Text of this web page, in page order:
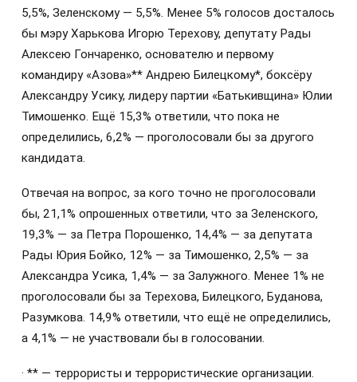
5,5%, Зеленскому — 5,5%. Менее 5% голосов досталось
бы мэру Харькова Игорю Терехову, депутату Рады
Алексею Гончаренко, основателю и первому
командиру «Азова»** Андрею Билецкому*, боксёру
Александру Усику, лидеру партии «Батькивщина» Юлии
Тимошенко. Ещё 15,3% ответили, что пока не
определились, 6,2% — проголосовали бы за другого
кандидата.
Отвечая на вопрос, за кого точно не проголосовали
бы, 21,1% опрошенных ответили, что за Зеленского,
19,3% — за Петра Порошенко, 14,4% — за депутата
Рады Юрия Бойко, 12% — за Тимошенко, 2,5% — за
Александра Усика, 1,4% — за Залужного. Менее 1% не
проголосовали бы за Терехова, Билецкого, Буданова,
Разумкова. 14,9% ответили, что ещё не определились,
а 4,1% — не участвовали бы в голосовании.
· ** — террористы и террористические организации.